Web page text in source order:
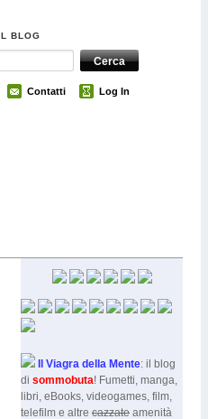
BLOG
Contatti Log In
Il Viagra della Mente: il blog
di sommobuta! Fumetti, manga,
libri, eBooks, videogames, film,
telefilm e altre cazzate amenità